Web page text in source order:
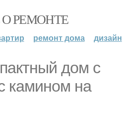
О РЕМОНТЕ
ремонт дома дизайн
дом с
камином на